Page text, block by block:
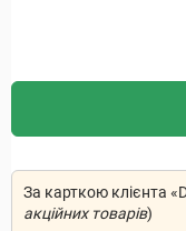
За карткою клієнта
акційних товарів)